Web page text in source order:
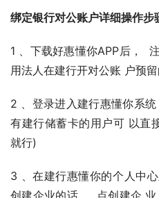
绑定银行对公账户详细操作步
1 、下载好惠懂你APP后，
用法人在建行开对公账 户预
2 、登录进入建行惠懂你系
有建行储蓄卡的用户可 以直
就行)
3 、在建行惠懂你的个人中